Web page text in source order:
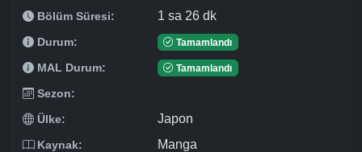
Bölüm Süresi: 1 sa 26 dk
Durum: Tamamlandı
MAL Durum: Tamamlandı
Sezon:
Ülke:
Japon
Kaynak: Manga